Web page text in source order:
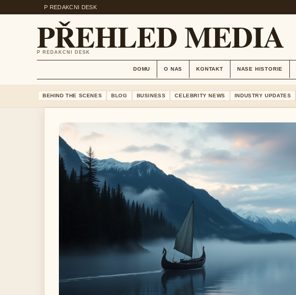
P REDAKCNI DESK
PŘEHLED MEDIA
P REDAKCNI DESK
DOMU O NAS KONTAKT NASE HISTORIE
BEHIND THE SCENES BLOG BUSINESS CELEBRITY NEWS INDUSTRY UPDATES